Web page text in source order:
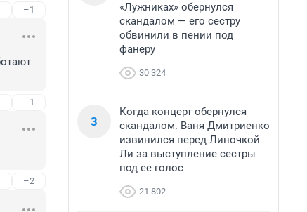
–1
–1
–2
«Лужниках» обернулся
скандалом — его сестру
обвинили в пении под
фанеру
30 324
3
Когда концерт обернулся
скандалом. Ваня Дмитриенко
извинился перед Линочкой
Ли за выступление сестры
под ее голос
21 802